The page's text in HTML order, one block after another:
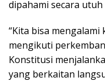
dipahami secara
“Kita bisa
mengikuti
Konstitusi
yang berkaitan